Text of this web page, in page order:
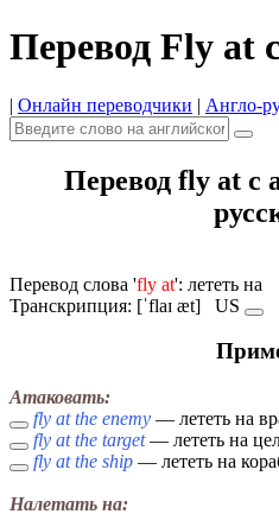
Перевод Fly at
| Онлайн переводчики | Англо-
Перевод fly at с
Перевод слова 'fly at': лететь на
Транскрипция: [ˈflaɪ æt] US
Атаковать:
fly at the enemy — лететь на
fly at the target— лететь на
fly at the ship — лететь на
Налетать на: